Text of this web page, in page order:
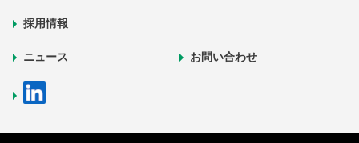
採用情報
ニュース お問い合わせ